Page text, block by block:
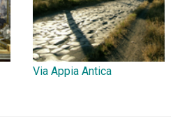
Via Appia Antica